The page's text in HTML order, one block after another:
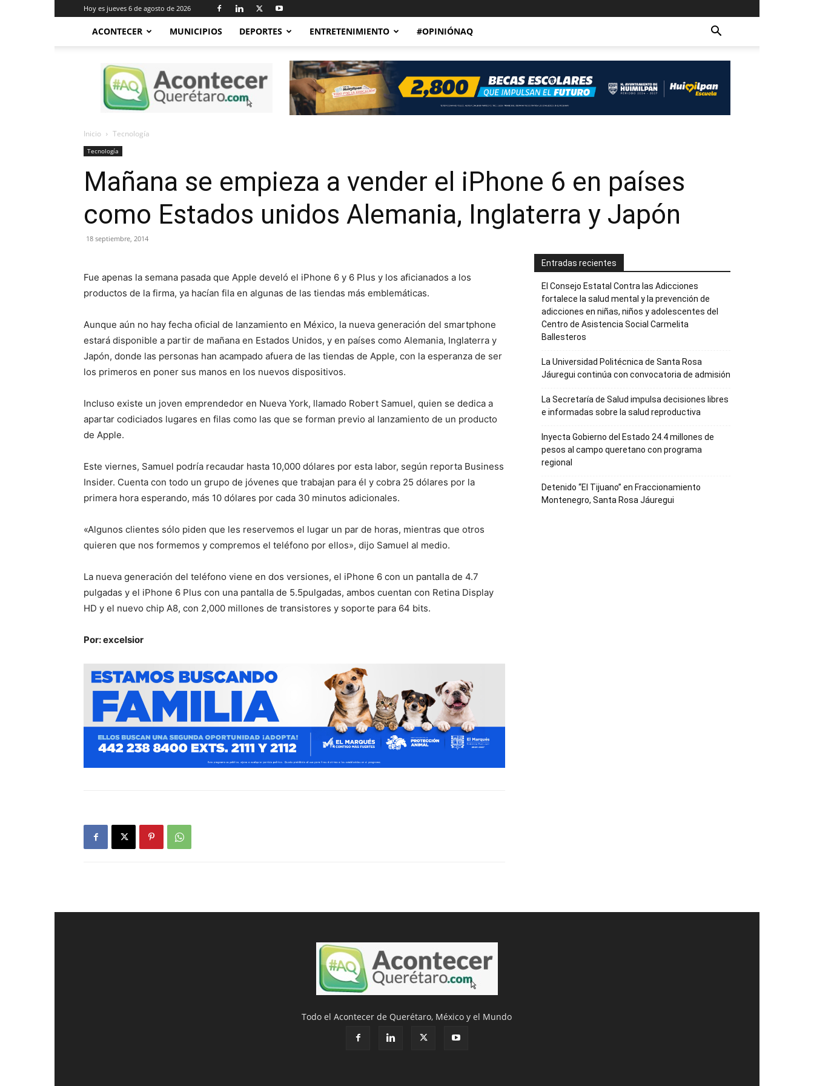
Hoy es jueves 6 de agosto de 2026
ACONTECER MUNICIPIOS DEPORTES ENTRETENIMIENTO #OPINIÓNAQ
Acontecer
Querétaro
Inicio Tecnología
Tecnología
Mañana se empieza a vender el iPhone 6 en países
como Estados unidos Alemania, Inglaterra y Japón
18 septiembre, 2014
Fue apenas la semana pasada que Apple develó el iPhone 6 y 6 Plus y los aficianados a los
productos de la firma, ya hacían fila en algunas de las tiendas más emblemáticas.
Aunque aún no hay fecha oficial de lanzamiento en México, la nueva generación del smartphone
estará disponible a partir de mañana en Estados Unidos, y en países como Alemania, Inglaterra y
Japón, donde las personas han acampado afuera de las tiendas de Apple, con la esperanza de ser
los primeros en poner sus manos en los nuevos dispositivos.
Incluso existe un joven emprendedor en Nueva York, llamado Robert Samuel, quien se dedica a
apartar codiciados lugares en filas como las que se forman previo al lanzamiento de un producto
de Apple.
Este viernes, Samuel podría recaudar hasta 10,000 dólares por esta labor, según reporta Business
Insider. Cuenta con todo un grupo de jóvenes que trabajan para él y cobra 25 dólares por la
primera hora esperando, más 10 dólares por cada 30 minutos adicionales.
«Algunos clientes sólo piden que les reservemos el lugar un par de horas, mientras que otros
quieren que nos formemos y compremos el teléfono por ellos», dijo Samuel al medio.
La nueva generación del teléfono viene en dos versiones, el iPhone 6 con un pantalla de 4.7
pulgadas y el iPhone 6 Plus con una pantalla de 5.5pulgadas, ambos cuentan con Retina Display
HD y el nuevo chip A8, con 2,000 millones de transistores y soporte para 64 bits.
Por: excelsior
Entradas recientes
El Consejo Estatal Contra las Adicciones
fortalece la salud mental y la prevención de
adicciones en niñas, niños y adolescentes del
Centro de Asistencia Social Carmelita
Ballesteros
La Universidad Politécnica de Santa Rosa
Jáuregui continúa con convocatoria de admisión
La Secretaría de Salud impulsa decisiones libres
e informadas sobre la salud reproductiva
Inyecta Gobierno del Estado 24.4 millones de
pesos al campo queretano con programa
regional
Detenido “El Tijuano” en Fraccionamiento
Montenegro, Santa Rosa Jáuregui
Todo el Acontecer de Querétaro, México y el Mundo